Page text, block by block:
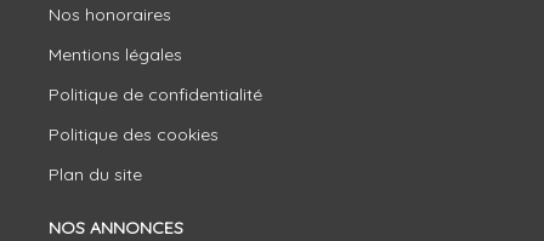
Nos honoraires
Mentions légales
Politique de confidentialité
Politique des cookies
Plan du site
NOS ANNONCES